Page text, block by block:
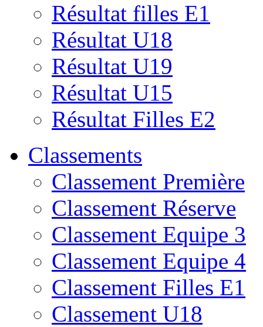
Résultat filles E1
Résultat U18
Résultat U19
Résultat U15
Résultat Filles E2
Classements
Classement Première
Classement Réserve
Classement Equipe 3
Classement Equipe 4
Classement Filles E1
Classement U18